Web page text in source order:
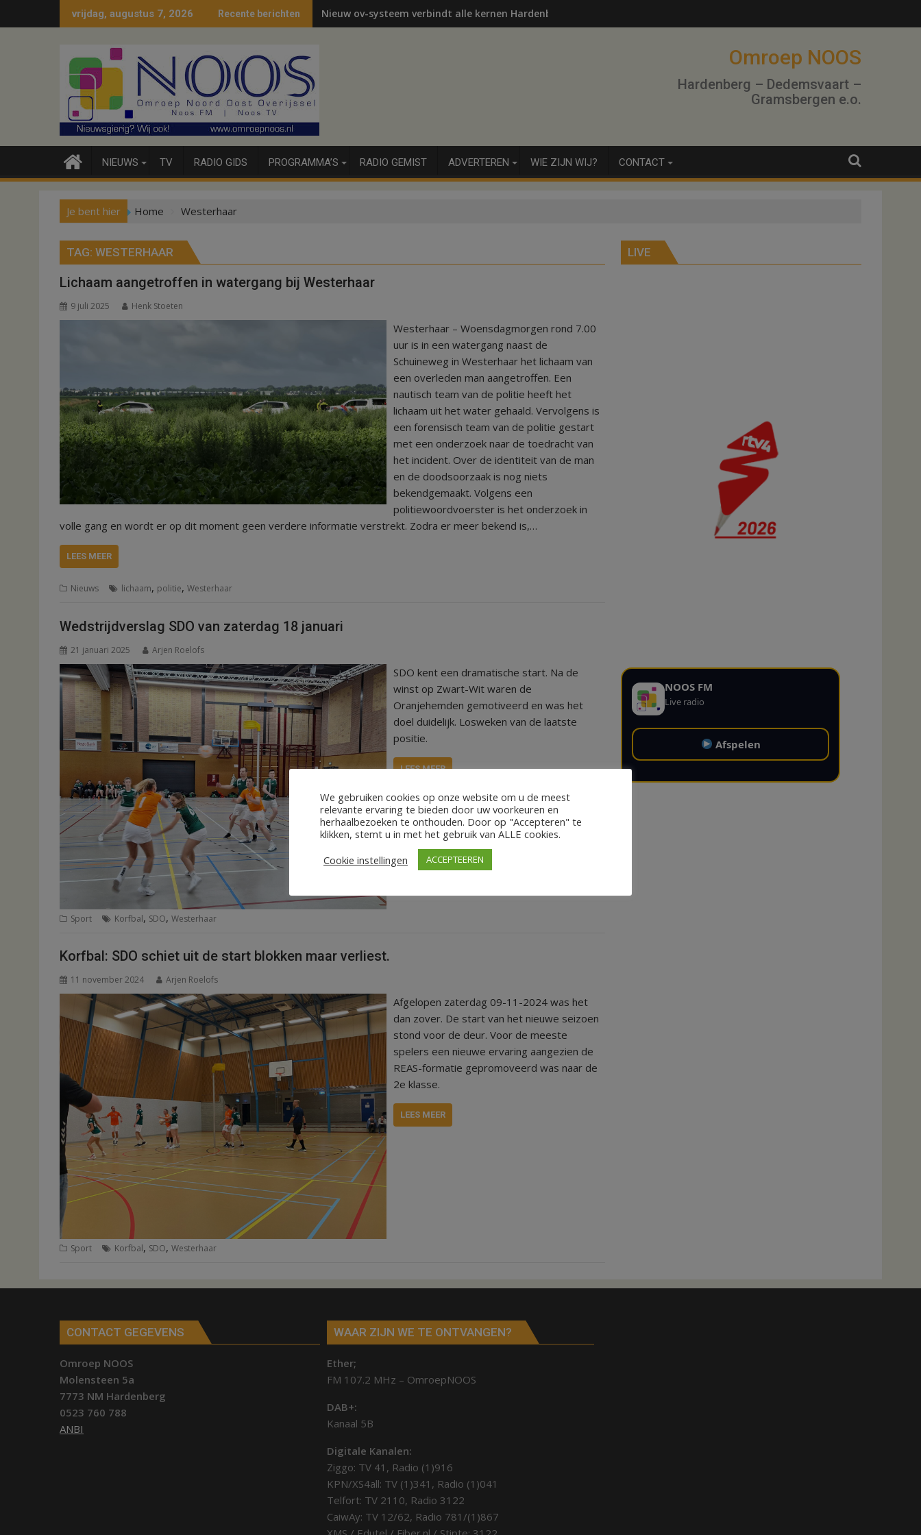
naar
vrijdag, augustus 7, 2026 Recente berichten Nieuw ov-systeem verbindt alle kernen Hardenberg
Omroep NOOS
Hardenberg – Dedemsvaart –
Gramsbergen e.o.
NIEUWS TV RADIO GIDS PROGRAMMA’S RADIO GEMIST ADVERTEREN WIE ZIJN WIJ? CONTACT
Je bent hier Home Westerhaar
TAG: WESTERHAAR
Lichaam aangetroffen in watergang bij Westerhaar
9 juli 2025 Henk Stoeten
Westerhaar – Woensdagmorgen rond 7.00
uur is in een watergang naast de
Schuineweg in Westerhaar het lichaam van
een overleden man aangetroffen. Een
nautisch team van de politie heeft het
lichaam uit het water gehaald. Vervolgens is
een forensisch team van de politie gestart
met een onderzoek naar de toedracht van
het incident. Over de identiteit van de man
en de doodsoorzaak is nog niets
bekendgemaakt. Volgens een
politiewoordvoerster is het onderzoek in
volle gang en wordt er op dit moment geen verdere informatie verstrekt. Zodra er meer bekend is,…
LEES MEER
Nieuws lichaam, politie, Westerhaar
Wedstrijdverslag SDO van zaterdag 18 januari
21 januari 2025 Arjen Roelofs
SDO kent een dramatische start. Na de
winst op Zwart-Wit waren de
Oranjehemden gemotiveerd en was het
doel duidelijk. Losweken van de laatste
positie.
LEES MEER
Sport Korfbal, SDO, Westerhaar
Korfbal: SDO schiet uit de start blokken maar verliest.
11 november 2024 Arjen Roelofs
Afgelopen zaterdag 09-11-2024 was het
dan zover. De start van het nieuwe seizoen
stond voor de deur. Voor de meeste
spelers een nieuwe ervaring aangezien de
REAS-formatie gepromoveerd was naar de
2e klasse.
LEES MEER
Sport Korfbal, SDO, Westerhaar
LIVE
NOOS FM
Live radio
Afspelen
CONTACT GEGEVENS
Omroep NOOS
Molensteen 5a
7773 NM Hardenberg
0523 760 788
ANBI
WAAR ZIJN WE TE ONTVANGEN?
Ether;
FM 107.2 MHz – OmroepNOOS
DAB+:
Kanaal 5B
Digitale Kanalen:
Ziggo: TV 41, Radio (1)916
KPN/XS4all: TV (1)341, Radio (1)041
Telfort: TV 2110, Radio 3122
CaiwAy: TV 12/62, Radio 781/(1)867
We gebruiken cookies op onze website om u de meest
relevante ervaring te bieden door uw voorkeuren en
herhaalbezoeken te onthouden. Door op "Accepteren" te
klikken, stemt u in met het gebruik van ALLE cookies.
Cookie instellingen
ACCEPTEEREN